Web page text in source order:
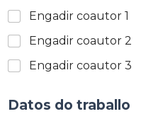
Engadir coautor 1
Engadir coautor 2
Engadir coautor 3
Datos do traballo